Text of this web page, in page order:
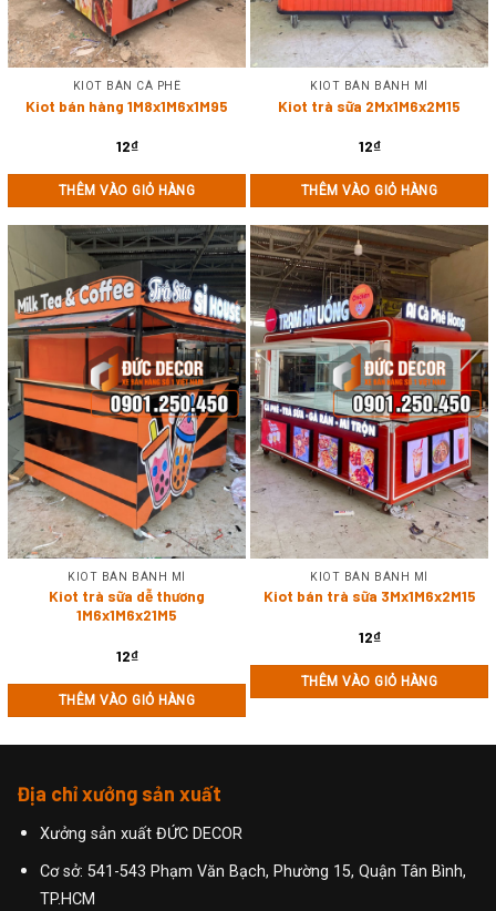
KIOT BÁN CÀ PHÊ
Kiot bán hàng 1M8x1M6x1M95
12₫
THÊM VÀO GIỎ HÀNG
KIOT BÁN BÁNH MÌ
Kiot trà sữa 2Mx1M6x2M15
12₫
THÊM VÀO GIỎ HÀNG
KIOT BÁN BÁNH MÌ
Kiot trà sữa dễ thương
1M6x1M6x21M5
12₫
THÊM VÀO GIỎ HÀNG
KIOT BÁN BÁNH MÌ
Kiot bán trà sữa 3Mx1M6x2M15
12₫
THÊM VÀO GIỎ HÀNG
Địa chỉ xưởng sản xuất
Xưởng sản xuất ĐỨC DECOR
Cơ sở: 541-543 Phạm Văn Bạch, Phường 15, Quận Tân Bình,
TP.HCM